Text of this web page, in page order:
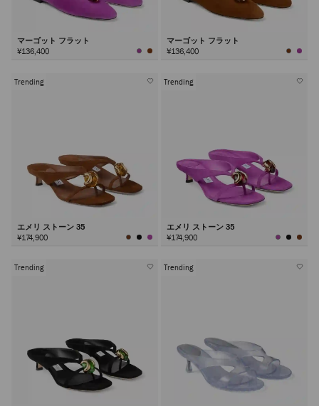
マーゴット フラット
¥136,400
マーゴット フラット
¥136,400
Trending
エメリ ストーン 35
¥174,900
Trending
エメリ ストーン 35
¥174,900
Trending Trending